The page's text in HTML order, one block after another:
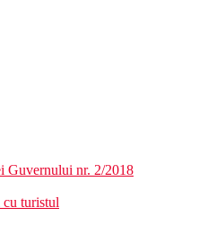
Guvernului nr. 2/2018
turistul